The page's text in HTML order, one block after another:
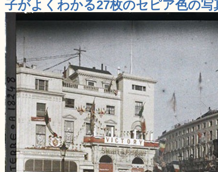
子がよくわかる27枚のセピア色の写